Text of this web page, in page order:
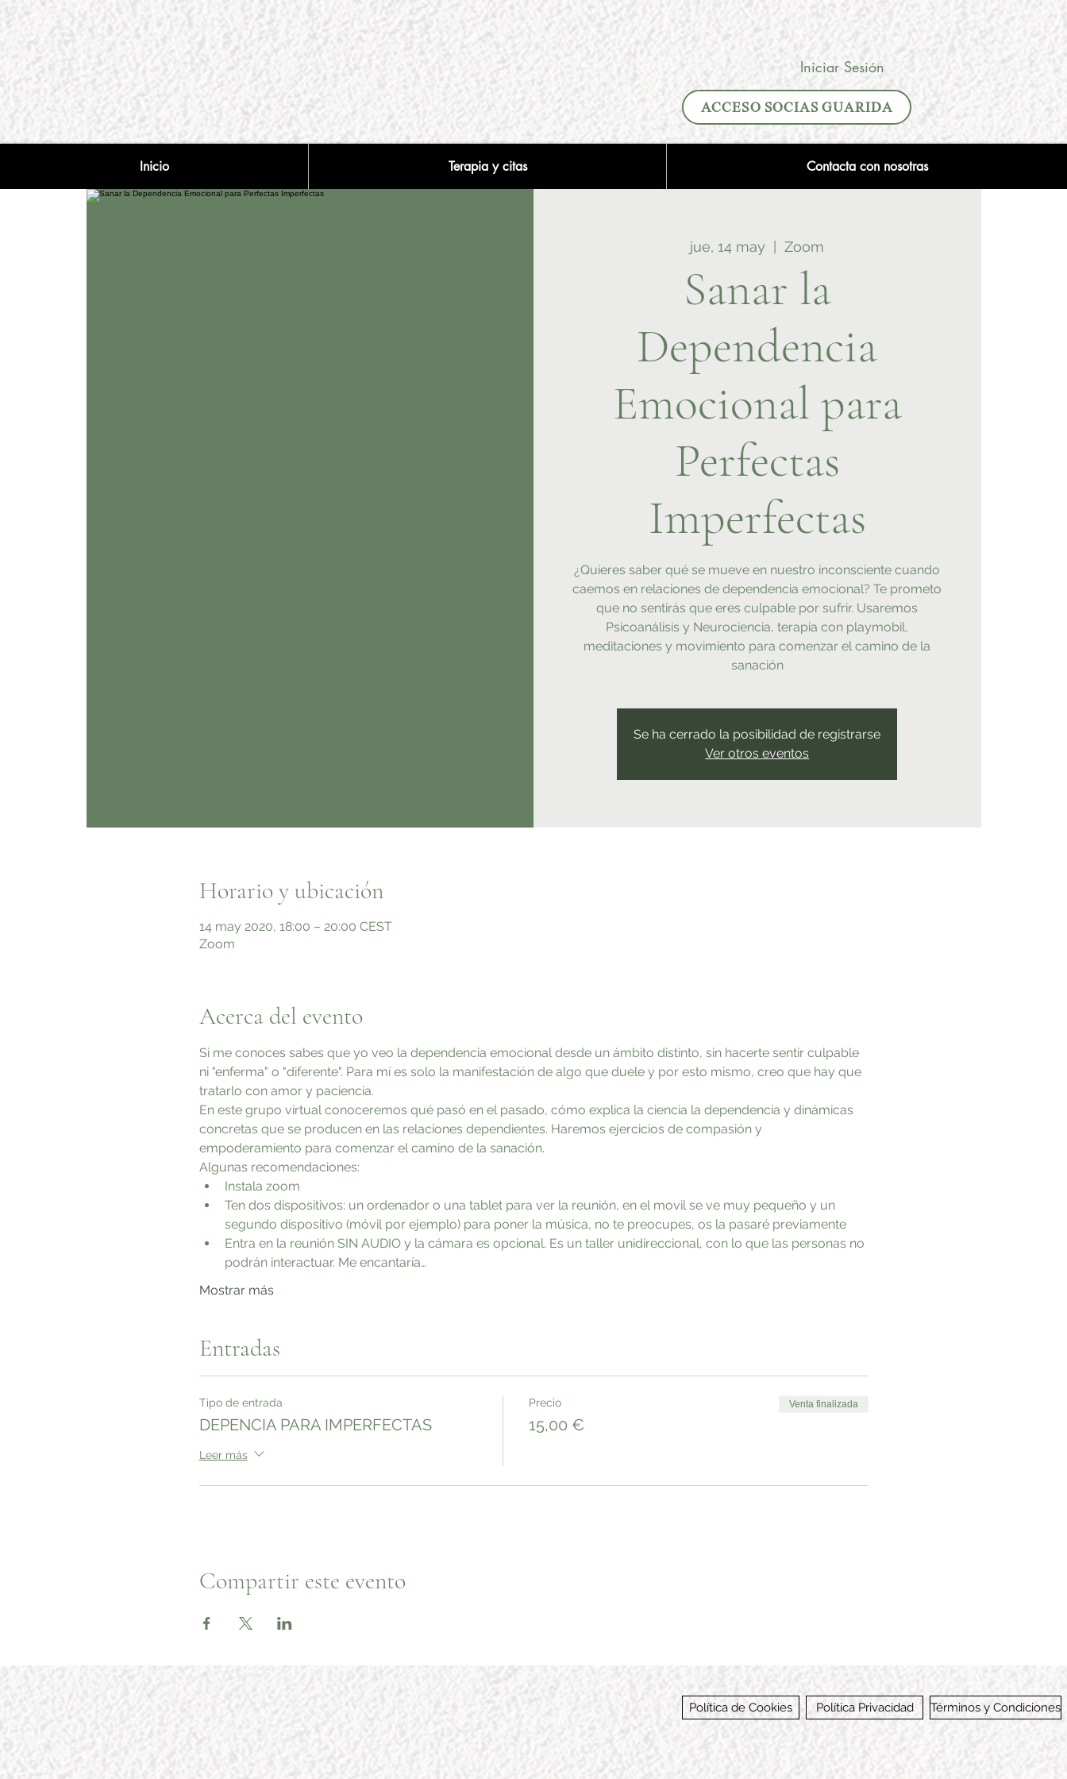
Iniciar Sesión
ACCESO SOCIAS GUARIDA
Inicio Terapia y citas Contacta con nosotras
jue, 14 may
  |
Zoom
Sanar la
Dependencia
Emocional para
Perfectas
Imperfectas
¿Quieres saber qué se mueve en nuestro inconsciente cuando
caemos en relaciones de dependencia emocional? Te prometo
que no sentirás que eres culpable por sufrir. Usaremos
Psicoanálisis y Neurociencia, terapia con playmobil,
meditaciones y movimiento para comenzar el camino de la
sanación
Se ha cerrado la posibilidad de registrarse
Ver otros eventos
Horario y ubicación
14 may 2020, 18:00 – 20:00 CEST
Zoom
Acerca del evento
Si me conoces sabes que yo veo la dependencia emocional desde un ámbito distinto, sin hacerte sentir culpable
ni "enferma" o "diferente". Para mí es solo la manifestación de algo que duele y por esto mismo, creo que hay que
tratarlo con amor y paciencia.
En este grupo virtual conoceremos qué pasó en el pasado, cómo explica la ciencia la dependencia y dinámicas
concretas que se producen en las relaciones dependientes. Haremos ejercicios de compasión y
empoderamiento para comenzar el camino de la sanación.
Algunas recomendaciones:
Instala zoom
Ten dos dispositivos: un ordenador o una tablet para ver la reunión, en el movil se ve muy pequeño y un
segundo dispositivo (móvil por ejemplo) para poner la música, no te preocupes, os la pasaré previamente
Entra en la reunión SIN AUDIO y la cámara es opcional. Es un taller unidireccional, con lo que las personas no
podrán interactuar. Me encantaría…
Mostrar más
Entradas
Tipo de entrada
DEPENCIA PARA IMPERFECTAS
Leer más
Precio
15,00 €
Venta finalizada
Compartir este evento
Política de Cookies Política Privacidad Términos y Condiciones